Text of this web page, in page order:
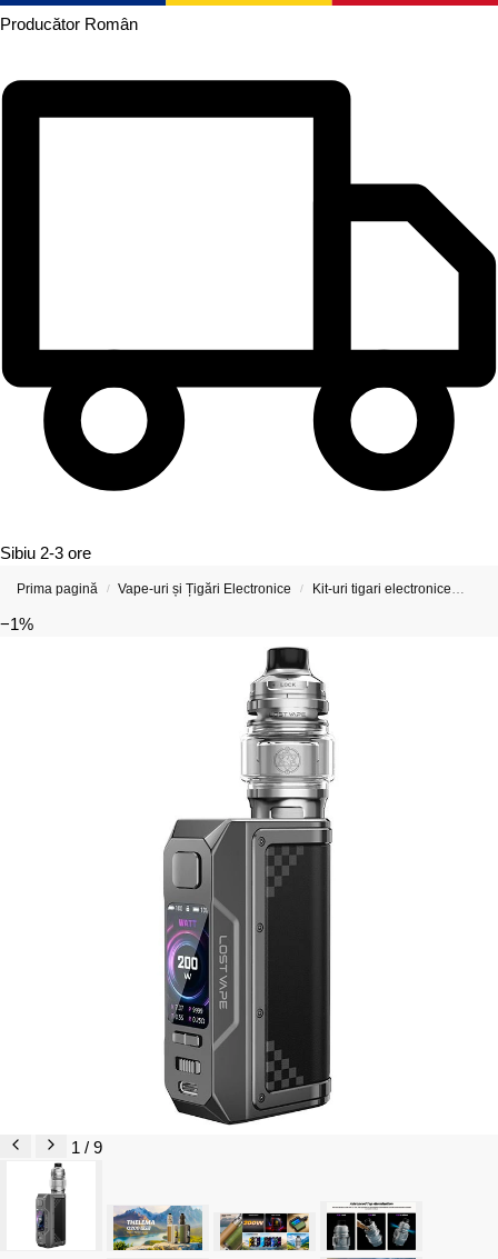
Producător Român
Sibiu 2-3 ore
Prima pagină / Vape-uri și Țigări Electronice / Kit-uri tigari electronice
−1%
1 / 9